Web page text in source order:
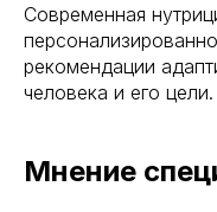
Современная
рекомендации
человека и его цели.
Мнение
ОГРН 1207700292690
8 800 444 10 82